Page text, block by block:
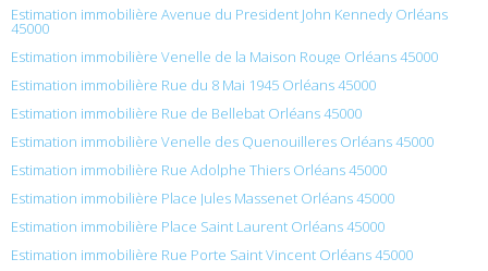
Estimation immobilière Avenue du President John Kennedy Orléans
45000
Estimation immobilière Venelle de la Maison Rouge Orléans 45000
Estimation immobilière Rue du 8 Mai 1945 Orléans 45000
Estimation immobilière Rue de Bellebat Orléans 45000
Estimation immobilière Venelle des Quenouilleres Orléans 45000
Estimation immobilière Rue Adolphe Thiers Orléans 45000
Estimation immobilière Place Jules Massenet Orléans 45000
Estimation immobilière Place Saint Laurent Orléans 45000
Estimation immobilière Rue Porte Saint Vincent Orléans 45000